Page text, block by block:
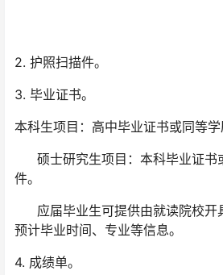
2. 护照扫描件。
3. 毕业证书。
本科生项目：高中毕业证书或同等学
硕士研究生项目：本科毕业证书
件。
应届毕业生可提供由就读院校开
预计毕业时间、专业等信息。
4. 成绩单。